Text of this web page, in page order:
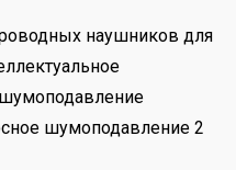
наушников для
шумоподавление 2